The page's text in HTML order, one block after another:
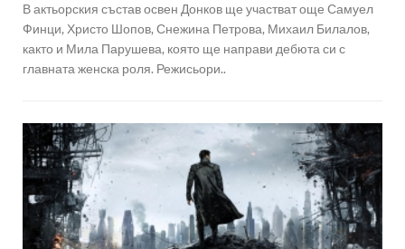
В актьорския състав освен Донков ще участват още Самуел
Финци, Христо Шопов, Снежина Петрова, Михаил Билалов,
както и Мила Парушева, която ще направи дебюта си с
главната женска роля. Режисьори..